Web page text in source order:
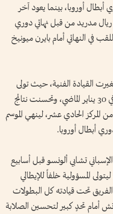
أوروبا، بينما يعود آخر
مدريد من قبل نهائي دوري
أن يخسر اللقب في النهائي أمام بايرن ميونيخ
القيادة الفنية، حيث تولى
الكرواتي كوفاتش مسؤولية دورتموند في 30 يناير الماضي، وتحسنت نتائج
المركز الحادي عشر، لينهي الموسم
أبطال أوروبا.
تشابي ألونسو قبل أسابيع
المسؤولية خلفاً للإيطالي
تحت قيادته كل البطولات
وسيكون كوفاتش أمام تحدٍ كبير لتحسين الصلابة